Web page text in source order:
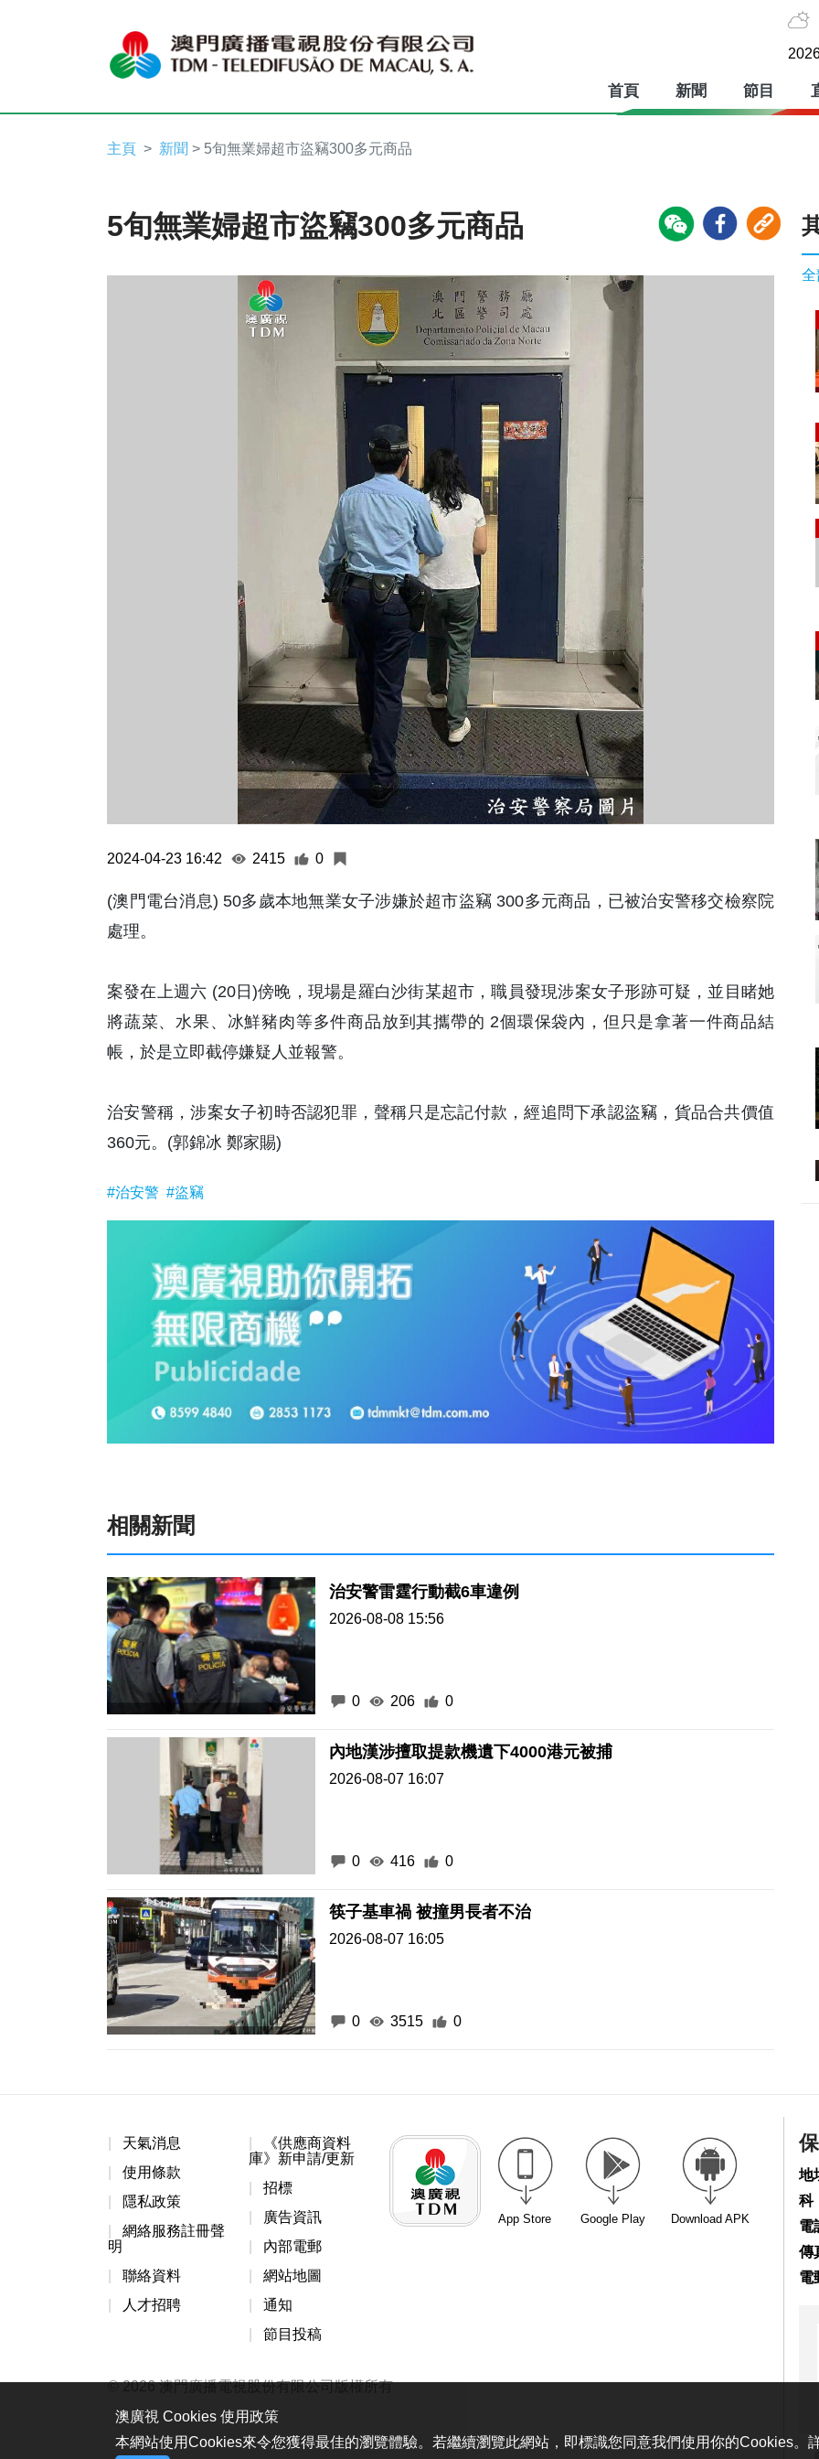
首頁 新聞 節目
主頁 新聞 > 5旬無業婦超市盜竊300多元商品
5旬無業婦超市盜竊300多元商品
2024-04-23 16:42 2415 0
(澳門電台消息) 50多歲本地無業女子涉嫌於超市盜竊 300多元商品，已被治安警移交檢察院
處理。
案發在上週六 (20日)傍晚，現場是羅白沙街某超市，職員發現涉案女子形跡可疑，並目睹她
將蔬菜、水果、冰鮮豬肉等多件商品放到其攜帶的 2個環保袋內，但只是拿著一件商品結
帳，於是立即截停嫌疑人並報警。
治安警稱，涉案女子初時否認犯罪，聲稱只是忘記付款，經追問下承認盜竊，貨品合共價值
360元。(郭錦冰 鄭家賜)
#治安警 #盜竊
相關新聞
治安警雷霆行動截6車違例
2026-08-08 15:56
0 206 0
內地漢涉擅取提款機遺下4000港元被捕
2026-08-07 16:07
0 416 0
筷子基車禍 被撞男長者不治
2026-08-07 16:05
0 3515 0
全
天氣消息
使用條款
隱私政策
網絡服務註冊聲
明
聯絡資料
人才招聘
《供應商資料
庫》新申請/更新
招標
廣告資訊
內部電郵
網站地圖
通知
節目投稿
App Store Google Play Download APK
© 2026 澳門廣播電視股份有限公司版權所有
地
科
電
傳
電
澳廣視 Cookies 使用政策
本網站使用Cookies來令您獲得最佳的瀏覽體驗。若繼續瀏覽此網站，即標識您同意我們使用你的Cookies。